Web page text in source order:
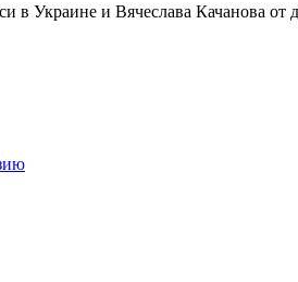
Украине и Вячеслава Качанова